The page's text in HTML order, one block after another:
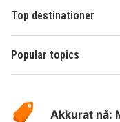
Top destinationer
Popular topics
Hotelspecials
Akkurat nå: